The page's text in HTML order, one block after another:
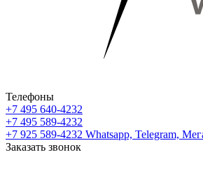
Телефоны
+7 495 640-4232
+7 495 589-4232
+7 925 589-4232 Whatsapp, Telegram,
Заказать звонок